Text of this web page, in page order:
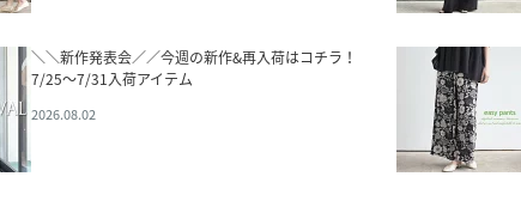
＼＼新作発表会／／今週の新作&再入荷はコチラ！
7/25～7/31入荷アイテム
2026.08.02